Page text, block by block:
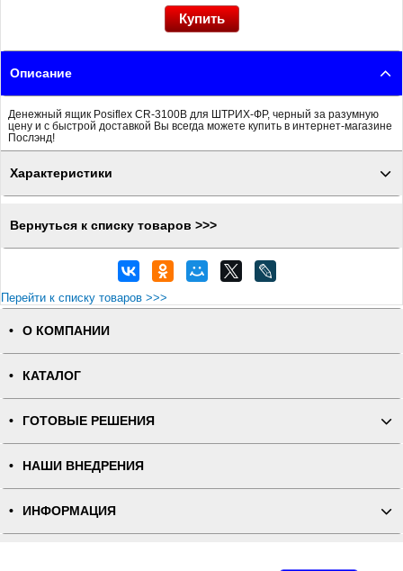
Описание
Денежный ящик Posiflex CR-3100B для ШТРИХ-ФР, черный за разумную
цену и с быстрой доставкой Вы всегда можете купить в интернет-магазине
Послэнд!
Характеристики
Вернуться к списку товаров >>>
Перейти к списку товаров >>>
О КОМПАНИИ
КАТАЛОГ
ГОТОВЫЕ РЕШЕНИЯ
НАШИ ВНЕДРЕНИЯ
ИНФОРМАЦИЯ